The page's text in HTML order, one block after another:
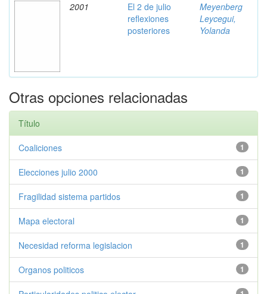
2001
El 2 de julio
reflexiones
posteriores
Meyenberg
Leycegui,
Yolanda
Otras opciones relacionadas
Título
1
Coaliciones
1
Elecciones julio 2000
1
Fragilidad sistema partidos
1
Mapa electoral
1
Necesidad reforma legislacion
1
Organos politicos